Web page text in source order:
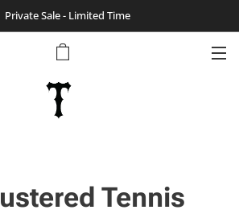
Private Sale - Limited Time
Tennis